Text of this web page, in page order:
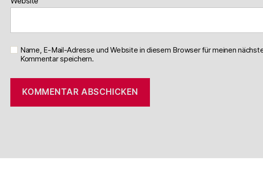
Name, E-Mail-Adresse und Website in diesem Browser für meinen
Kommentar speichern.